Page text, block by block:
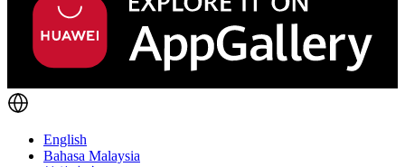
English
Bahasa Malaysia